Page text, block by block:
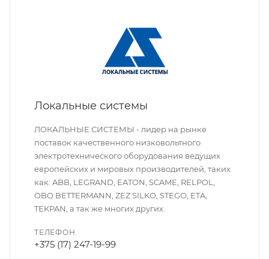
Локальные системы
ЛОКАЛЬНЫЕ СИСТЕМЫ - лидер на рынке
поставок качественного низковольтного
электротехнического оборудования ведущих
европейских и мировых производителей, таких
как: ABB, LEGRAND, EATON, SCAME, RELPOL,
OBO BETTERMANN, ZEZ SILKO, STEGO, ETA,
TEKPAN, а так же многих других.
ТЕЛЕФОН
+375 (17) 247-19-99